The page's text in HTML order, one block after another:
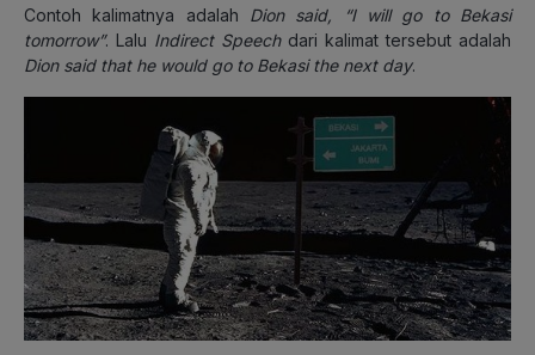
Contoh kalimatnya adalah Dion said, “I will go to Bekasi
tomorrow”. Lalu Indirect Speech dari kalimat tersebut adalah
Dion said that he would go to Bekasi the next day.